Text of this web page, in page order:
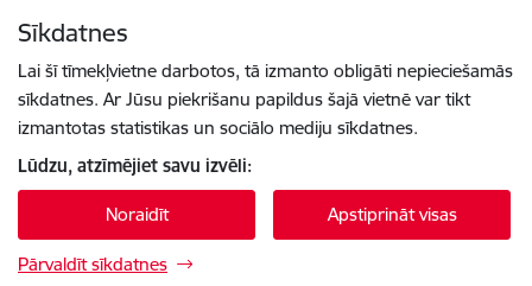
Sīkdatnes
Lai šī tīmekļvietne darbotos, tā izmanto obligāti nepieciešamās
sīkdatnes. Ar Jūsu piekrišanu papildus šajā vietnē var tikt
izmantotas statistikas un sociālo mediju sīkdatnes.
Lūdzu, atzīmējiet savu izvēli:
Noraidīt Apstiprināt visas
Pārvaldīt sīkdatnes